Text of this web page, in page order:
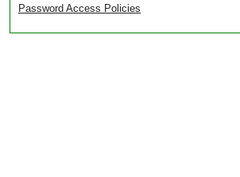
Password Access Policies